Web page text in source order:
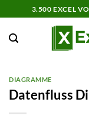
Inhalt
springen
3.500 EXCEL
DIAGRAMME
Datenfluss